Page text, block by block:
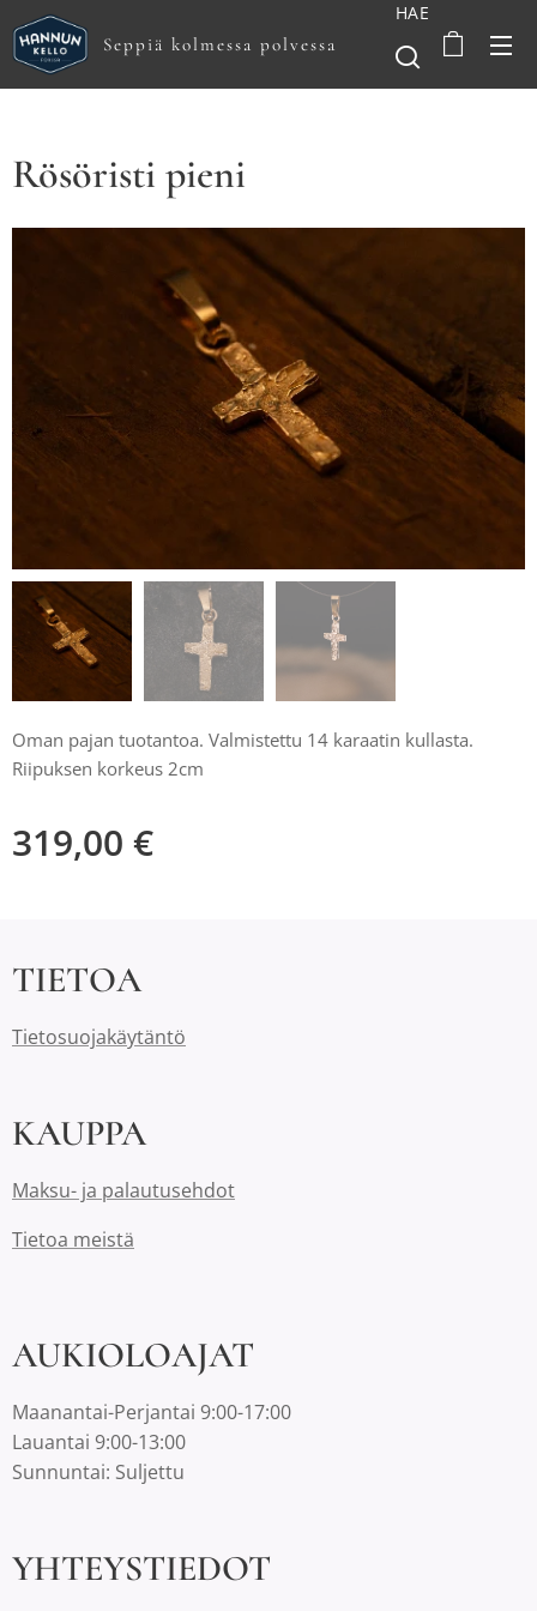
Seppiä kolmessa polvessa
HAE
Rösöristi pieni
Oman pajan tuotantoa. Valmistettu 14 karaatin kullasta.
Riipuksen korkeus 2cm
319,00 €
TIETOA
Tietosuojakäytäntö
KAUPPA
Maksu- ja palautusehdot
Tietoa meistä
AUKIOLOAJAT
Maanantai-Perjantai 9:00-17:00
Lauantai 9:00-13:00
Sunnuntai: Suljettu
YHTEYSTIEDOT